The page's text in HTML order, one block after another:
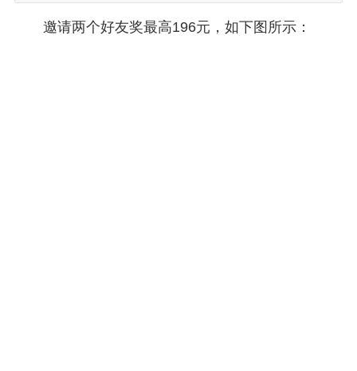
邀请两个好友奖最高196元，如下图所示：